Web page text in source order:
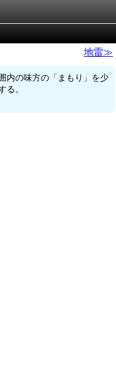
地雷≫
内の味方の「まもり」を少
る。